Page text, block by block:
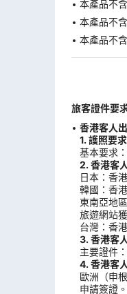
本產品不
本產品不
本產品不
旅客證件要
香港客人
1. 護照要
基本要求
2. 香港客
日本：香
韓國：香
東南亞地
旅遊網站
台灣：香
3. 香港客
主要證件
4. 香港客
歐洲（申
申請簽證。